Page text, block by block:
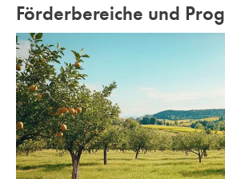
Förderbereiche und